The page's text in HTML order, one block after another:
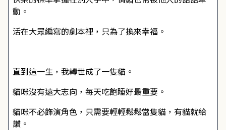
動。
活在大眾編寫的劇本裡，只為了換來幸福。
直到這一生，我轉世成了一隻貓。
貓咪沒有遠大志向，每天吃飽睡好最重要。
貓咪不必飾演角色，只需要輕輕鬆鬆當隻貓，有貓就給
讚。